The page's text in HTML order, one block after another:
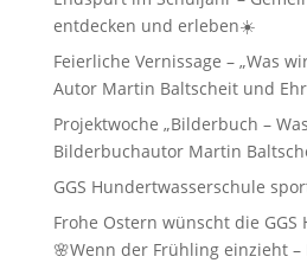
entdecken und erleben☀️
Feierliche Vernissage – „Was
Autor Martin Baltscheit und
Projektwoche „Bilderbuch –
Bilderbuchautor Martin
GGS Hundertwasserschule
Frohe Ostern wünscht die
🌸Wenn der Frühling einzieht